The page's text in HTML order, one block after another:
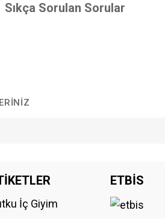
Sıkça Sorulan Sorular
İç Giyim
ETBİS